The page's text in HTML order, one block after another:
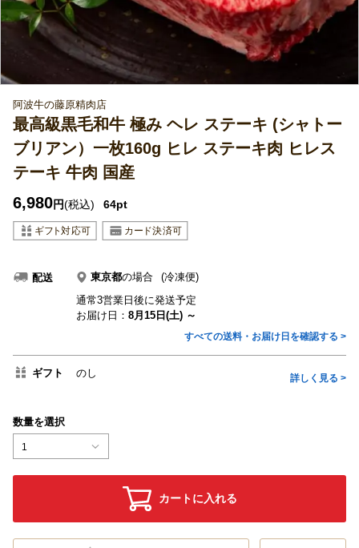
阿波牛の藤原精肉店
最高級黒毛和牛 極み ヘレ ステーキ (シャトー
ブリアン）一枚160g ヒレ ステーキ肉 ヒレス
テーキ 牛肉 国産
6,980円(税込) 64pt
配送 東京都の場合
(冷凍便)
通常3営業日後に発送予定
お届け日： 8月15日(土) ～
すべての送料・お届け日を確認する >
ギフト のし 詳しく見る >
数量を選択
1
カートに入れる